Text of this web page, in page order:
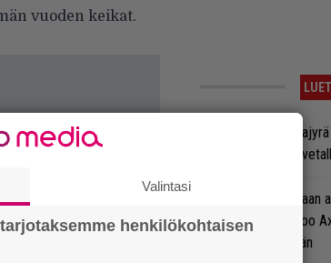
vuoden keikat.
Tällainen
katso tulinen
”Se oli
McKagan kertoo
AC/DC-pestiään
Valintasi
henkilökohtaisen